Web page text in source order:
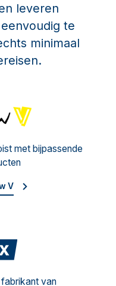
leveren
te
minimaal
met bijpassende
V
van